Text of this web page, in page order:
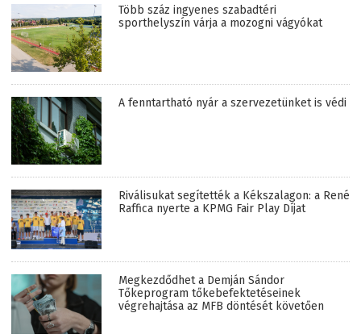
Több száz ingyenes szabadtéri
sporthelyszín várja a mozogni vágyókat
A fenntartható nyár a szervezetünket is védi
Riválisukat segítették a Kékszalagon: a René
Raffica nyerte a KPMG Fair Play Díjat
Megkezdődhet a Demján Sándor
Tőkeprogram tőkebefektetéseinek
végrehajtása az MFB döntését követően